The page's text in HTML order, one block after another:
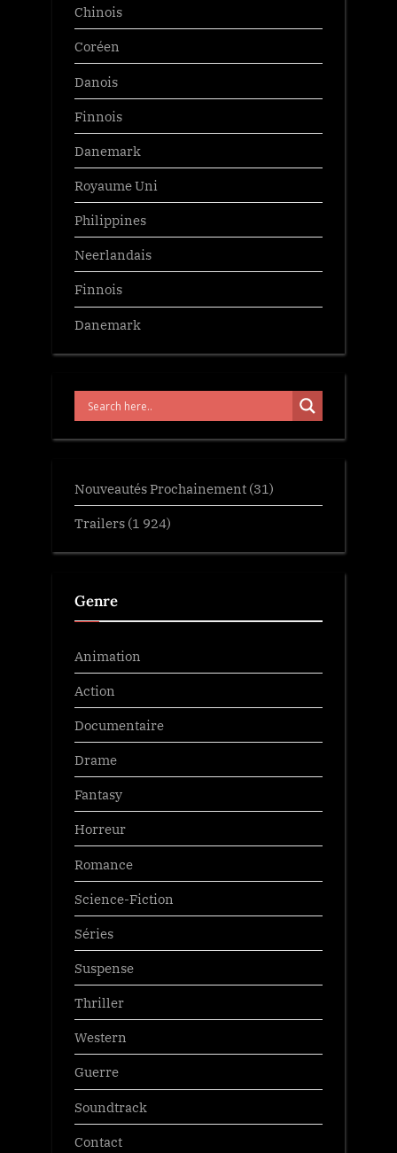
Chinois
Coréen
Danois
Finnois
Danemark
Royaume Uni
Philippines
Neerlandais
Finnois
Danemark
Nouveautés Prochainement (31)
Trailers (1 924)
Genre
Animation
Action
Documentaire
Drame
Fantasy
Horreur
Romance
Science-Fiction
Séries
Suspense
Thriller
Western
Guerre
Soundtrack
Contact